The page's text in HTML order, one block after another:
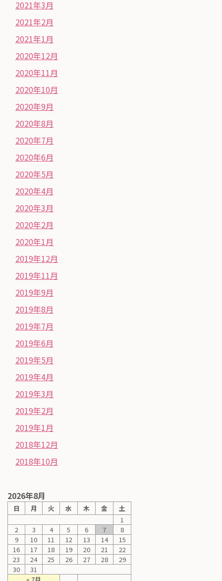
2021年3月
2021年2月
2021年1月
2020年12月
2020年11月
2020年10月
2020年9月
2020年8月
2020年7月
2020年6月
2020年5月
2020年4月
2020年3月
2020年2月
2020年1月
2019年12月
2019年11月
2019年9月
2019年8月
2019年7月
2019年6月
2019年5月
2019年4月
2019年3月
2019年2月
2019年1月
2018年12月
2018年10月
2026年8月
日 月 火 水 木 金 土
1
2
3 4 5 6 7
8
9
10 11 12 13 14
15
16
17 18 19 20 21
22
23
24 25 26 27 28
29
30
31